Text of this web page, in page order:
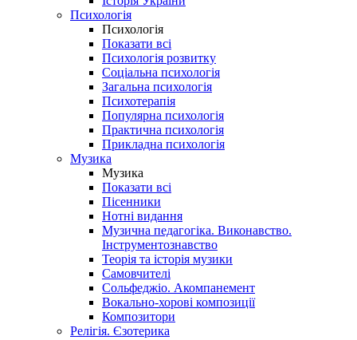
Психологія
Психологія
Показати всі
Психологія розвитку
Соціальна психологія
Загальна психологія
Психотерапія
Популярна психологія
Практична психологія
Прикладна психологія
Музика
Музика
Показати всі
Пісенники
Нотні видання
Музична педагогіка. Виконавство.
Інструментознавство
Теорія та історія музики
Самовчителі
Сольфеджіо. Акомпанемент
Вокально-хорові композиції
Композитори
Релігія. Єзотерика